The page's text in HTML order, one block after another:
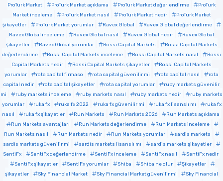
ProTurk Market
ProTurk Market açıklama ProTurk Market değerlendirme
ProTurk
Market inceleme
ProTurk Market nasıl ProTurk Market nedir
ProTurk Market
şikayetler
ProTurk Market yorumlar Ravex Global
Ravex Global değerlendirme
Ravex Global inceleme
Ravex Global nasıl Ravex Global nedir
Ravex Global
şikayetler
Ravex Global yorumlar Rossi Capital Markets
Rossi Capital Markets
değerlendirme
Rossi Capital Markets inceleme Rossi Capital Markets nasıl
Rossi
Capital Markets nedir
Rossi Capital Markets şikayetler
Rossi Capital Markets
yorumlar
rota capital firmaso rota capital güvenilir mi rota capital nasıl
rota
capital nedir
rota capital şikayetler rota capital yorumlar
ruby markets güvenilir
mi
ruby markets inceleme ruby markets nasıl ruby markets nedir
ruby markets
yorumlar
ruka fx ruka fx 2022 ruka fx güvenilir mi ruka fx lisanslı mı
ruka fx
nasıl
ruka fx şikayetler Run Markets Run Markets 2026
Run Markets açıklama
Run Markets avantajları
Run Markets değerlendirme
Run Markets inceleme
Run Markets nasıl
Run Markets nedir Run Markets yorumlar
sardis markets
sardis markets güvenilir mi
sardis markets lisanslı mı
sardis markets şikayetler
SentiFx
SentiFx değerlendirme SentiFx inceleme SentiFx nasıl
SentiFx nedir
SentiFx şikayetler
SentiFx yorumlar Shiba Shiba ne olur
Şikayetler
şikayetler
Sky Financial Market Sky Financial Market güvenilir mi
Sky Financial